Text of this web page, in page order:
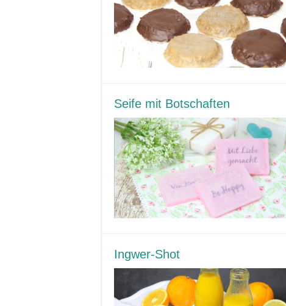
Seife mit Botschaften
Ingwer-Shot